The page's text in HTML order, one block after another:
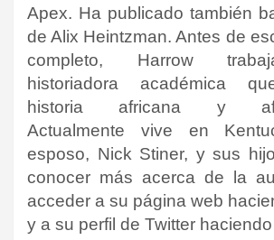
Apex. Ha publicado también
de Alix Heintzman. Antes de
completo, Harrow
historiadora académica
historia africana y
Actualmente vive en
esposo, Nick Stiner, y sus
conocer más acerca de la
acceder a su página web
y a su perfil de Twitter